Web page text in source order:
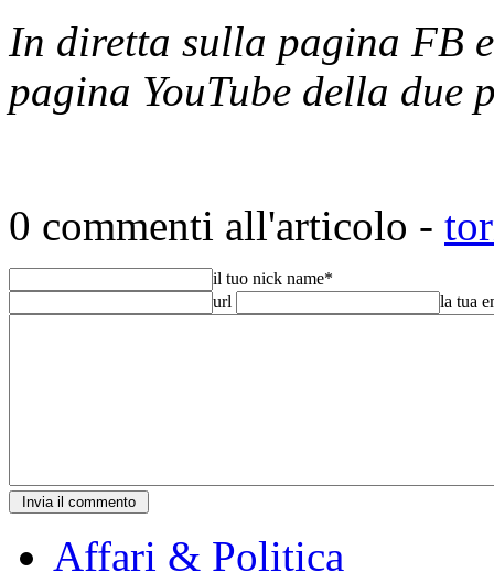
In diretta sulla pagina FB
pagina YouTube della due
0 commenti all'articolo -
il tuo nick name*
url
la tua
Affari & Politica